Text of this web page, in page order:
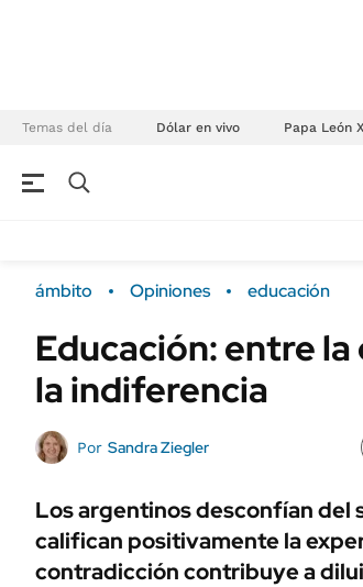
Temas del día Dólar en vivo Papa León
Campo
FINANZAS
Mercados
ÁMBITO DEBATE
MEDIAKIT AMBITO DEBATE
POLÍTICA
ámbito Opiniones educación
Educación: entre
la indiferencia
Por Sandra Ziegler
Los argentinos desconfían del
califican positivamente la
contradicción contribuye a